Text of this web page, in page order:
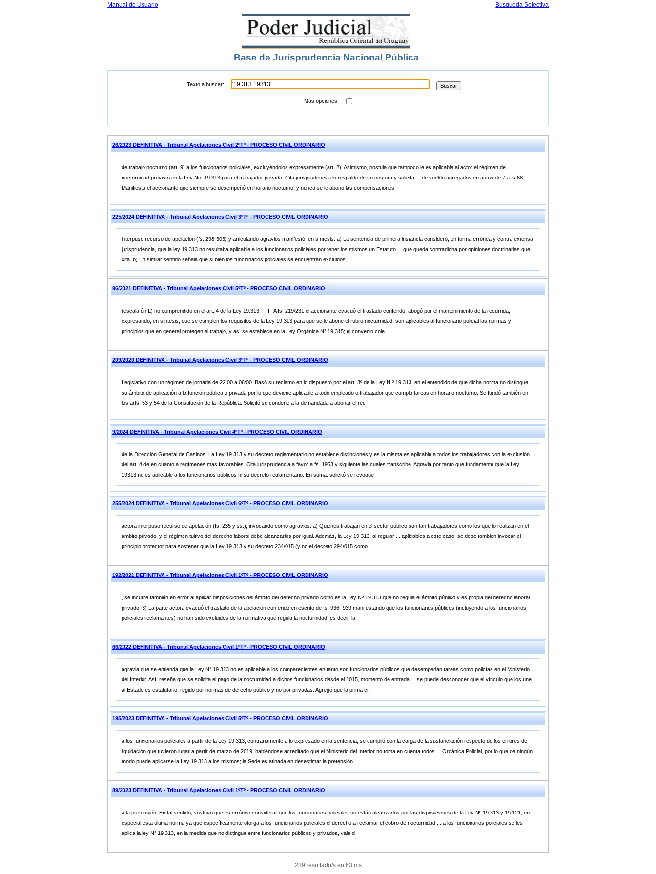
Manual de Usuario Búsqueda Selectiva
Base de Jurisprudencia Nacional Pública
Texto a buscar:
Más opciones
26/2023 DEFINITIVA - Tribunal Apelaciones Civil 2ºTº - PROCESO CIVIL ORDINARIO
de trabajo nocturno (art. 9) a los funcionarios policiales, excluyéndolos expresamente (art. 2). Asimismo, postula que tampoco le es aplicable al actor el régimen de
nocturnidad previsto en la Ley No. 19.313 para el trabajador privado. Cita jurisprudencia en respaldo de su postura y solicita ... de sueldo agregados en autos de.7 a fs.68.
Manifiesta el accionante que siempre se desempeñó en horario nocturno, y nunca se le abono las compensaciones
225/2024 DEFINITIVA - Tribunal Apelaciones Civil 3ºTº - PROCESO CIVIL ORDINARIO
interpuso recurso de apelación (fs. 298-303) y articulando agravios manifestó, en síntesis: a) La sentencia de primera instancia consideró, en forma errónea y contra extensa
jurisprudencia, que la ley 19.313 no resultaba aplicable a los funcionarios policiales por tener los mismos un Estatuto ... que queda contradicha por opiniones doctrinarias que
cita. b) En similar sentido señala que si bien los funcionarios policiales se encuentran excluidos
96/2021 DEFINITIVA - Tribunal Apelaciones Civil 5ºTº - PROCESO CIVIL ORDINARIO
(escalafón L) no comprendido en el art. 4 de la Ley 19.313. III A fs. 219/231 el accionante evacuó el traslado conferido, abogó por el mantenimiento de la recurrida,
expresando, en síntesis, que se cumplen los requisitos de la Ley 19.313 para que se le abone el rubro nocturnidad; son aplicables al funcionario policial las normas y
principios que en general protegen el trabajo, y así se establece en la Ley Orgánica N° 19.315; el convenio cole
209/2020 DEFINITIVA - Tribunal Apelaciones Civil 3ºTº - PROCESO CIVIL ORDINARIO
Legislativo con un régimen de jornada de 22:00 a 06:00. Basó su reclamo en lo dispuesto por el art. 3º de la Ley N.º 19.313, en el entendido de que dicha norma no distingue
su ámbito de aplicación a la función pública o privada por lo que deviene aplicable a todo empleado o trabajador que cumpla tareas en horario nocturno. Se fundó también en
los arts. 53 y 54 de la Constitución de la República. Solicitó se condene a la demandada a abonar el rec
9/2024 DEFINITIVA - Tribunal Apelaciones Civil 4ºTº - PROCESO CIVIL ORDINARIO
de la Dirección General de Casinos. La Ley 19.313 y su decreto reglamentario no establece distinciones y es la misma es aplicable a todos los trabajadores con la exclusión
del art. 4 de en cuanto a regímenes mas favorables. Cita jurisprudencia a favor a fs. 1953 y siguiente las cuales transcribe. Agravia por tanto que fundamente que la Ley
19313 no es aplicable a los funcionarios públicos ni su decreto reglamentario. En suma, solicitó se revoque
255/2024 DEFINITIVA - Tribunal Apelaciones Civil 6ºTº - PROCESO CIVIL ORDINARIO
actora interpuso recurso de apelación (fs. 235 y ss.), invocando como agravios: a) Quienes trabajan en el sector público son tan trabajadores como los que lo realizan en el
ámbito privado, y el régimen tuitivo del derecho laboral debe alcanzarlos por igual. Además, la Ley 19.313, al regular ... aplicables a este caso, se debe también invocar el
principio protector para sostener que la Ley 19.313 y su decreto 234/015 (y no el decreto 294/015 como
192/2021 DEFINITIVA - Tribunal Apelaciones Civil 1ºTº - PROCESO CIVIL ORDINARIO
, se incurre también en error al aplicar disposiciones del ámbito del derecho privado como es la Ley Nº 19.313 que no regula el ámbito público y es propia del derecho laboral
privado. 3) La parte actora evacuó el traslado de la apelación conferido en escrito de fs. 936- 939 manifestando que los funcionarios públicos (incluyendo a los funcionarios
policiales reclamantes) no han sido excluidos de la normativa que regula la nocturnidad, es decir, la
66/2022 DEFINITIVA - Tribunal Apelaciones Civil 1ºTº - PROCESO CIVIL ORDINARIO
agravia que se entienda que la Ley N° 19.313 no es aplicable a los comparecientes en tanto son funcionarios públicos que desempeñan tareas como policías en el Ministerio
del Interior. Así, reseña que se solicita el pago de la nocturnidad a dichos funcionarios desde el 2015, momento de entrada ... se puede desconocer que el vínculo que los une
al Estado es estatutario, regido por normas de derecho público y no por privadas. Agregó que la prima cr
195/2023 DEFINITIVA - Tribunal Apelaciones Civil 5ºTº - PROCESO CIVIL ORDINARIO
a los funcionarios policiales a partir de la Ley 19.313; contrariamente a lo expresado en la sentencia, se cumplió con la carga de la sustanciación respecto de los errores de
liquidación que tuvieron lugar a partir de marzo de 2019, habiéndose acreditado que el Ministerio del Interior no toma en cuenta todos ... Orgánica Policial, por lo que de ningún
modo puede aplicarse la Ley 19.313 a los mismos; la Sede es atinada en desestimar la pretensión
89/2023 DEFINITIVA - Tribunal Apelaciones Civil 1ºTº - PROCESO CIVIL ORDINARIO
a la pretensión. En tal sentido, sostuvo que es erróneo considerar que los funcionarios policiales no están alcanzados por las disposiciones de la Ley Nº 19.313 y 19.121, en
especial esta última norma ya que específicamente otorga a los funcionarios policiales el derecho a reclamar el cobro de nocturnidad ... a los funcionarios policiales se les
aplica la ley N° 19.313, en la medida que no distingue entre funcionarios públicos y privados, vale d
239 resultado/s en 63 ms